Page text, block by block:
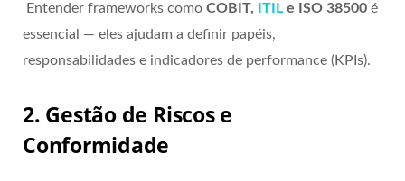
Entender frameworks como COBIT, ITIL e ISO 38500 é
essencial — eles ajudam a definir papéis,
responsabilidades e indicadores de performance (KPIs).
2. Gestão de Riscos e
Conformidade